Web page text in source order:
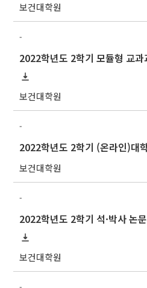
보건대학원
-
2022학년도 2학기 모듈형 교
보건대학원
-
보건대학원
-
보건대학원